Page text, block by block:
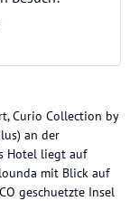
Curio Collection by
an der
Hotel liegt auf
mit Blick auf
geschuetzte Insel